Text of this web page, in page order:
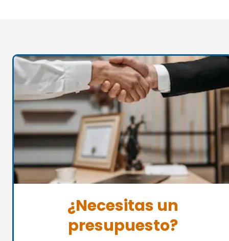
¿Necesitas un
presupuesto?